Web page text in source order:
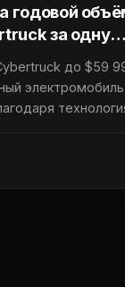
годовой
за одну
до $59
электромобиль